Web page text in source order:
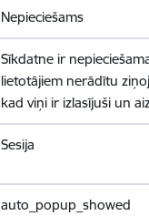
Nepieciešams
Sīkdatne ir
lietotājiem nerādītu
kad viņi ir izlasījuši un
Sesija
auto_popup_showed